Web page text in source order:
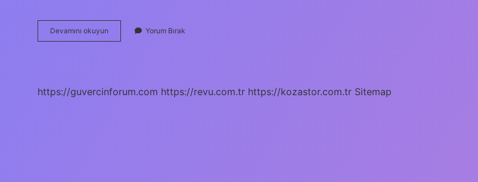
Devamını okuyun
okumanın
?
Yorum Bırak
https://guvercinforum.com https://revu.com.tr https://kozastor.com.tr Sitemap